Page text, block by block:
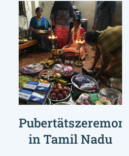
Pubertätszeremonie
in Tamil Nadu